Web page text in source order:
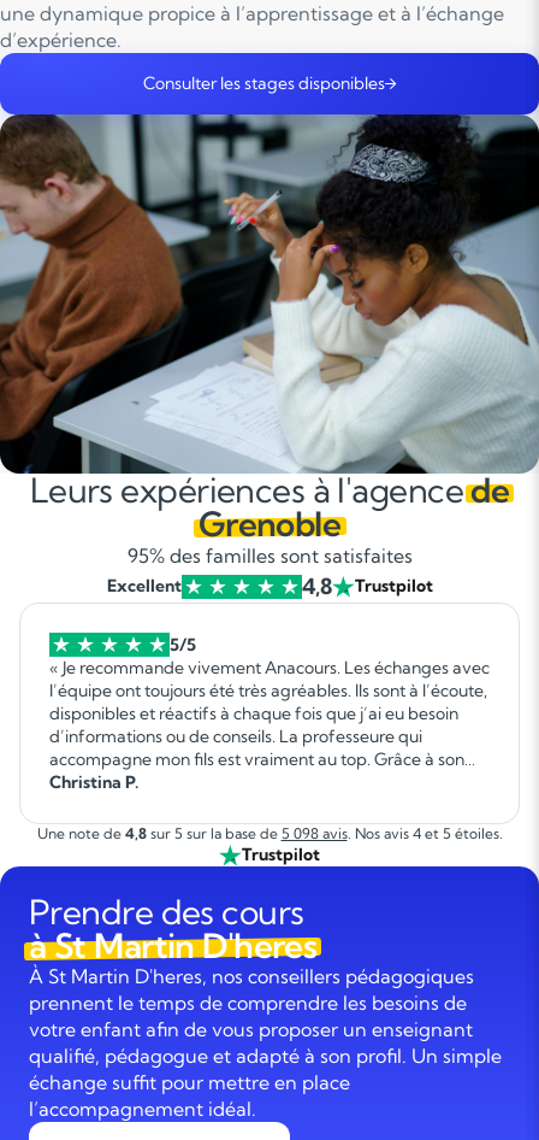
une dynamique propice à l’apprentissage et à l’échange
d’expérience.
Consulter les stages disponibles
Leurs expériences à l'agencede
Grenoble
95% des familles sont satisfaites
Excellent 4,8 Trustpilot
5/5
« Je recommande vivement Anacours. Les échanges avec
l’équipe ont toujours été très agréables. Ils sont à l’écoute,
disponibles et réactifs à chaque fois que j’ai eu besoin
d’informations ou de conseils. La professeure qui
accompagne mon fils est vraiment au top. Grâce à son
professionnalisme, sa patience et sa bienveillance, mon
évolue de façon très positive dans ses apprentissages. Je
suis très satisfaite de cet accompagnement et je
recherchent un suivi sérieux et de qualité pour leur
enfant. »
Christina P.
Une note de 4,8sur 5 sur la base de 5 098 avis. Nos avis 4 et 5 étoiles.
Trustpilot
Prendre des cours
à St Martin D'heres
À St Martin D'heres, nos conseillers pédagogiques
prennent le temps de comprendre les besoins de
votre enfant afin de vous proposer un enseignant
qualifié, pédagogue et adapté à son profil. Un simple
échange suffit pour mettre en place
l’accompagnement idéal.